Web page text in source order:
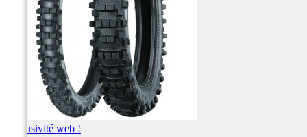
Exclusivité web !